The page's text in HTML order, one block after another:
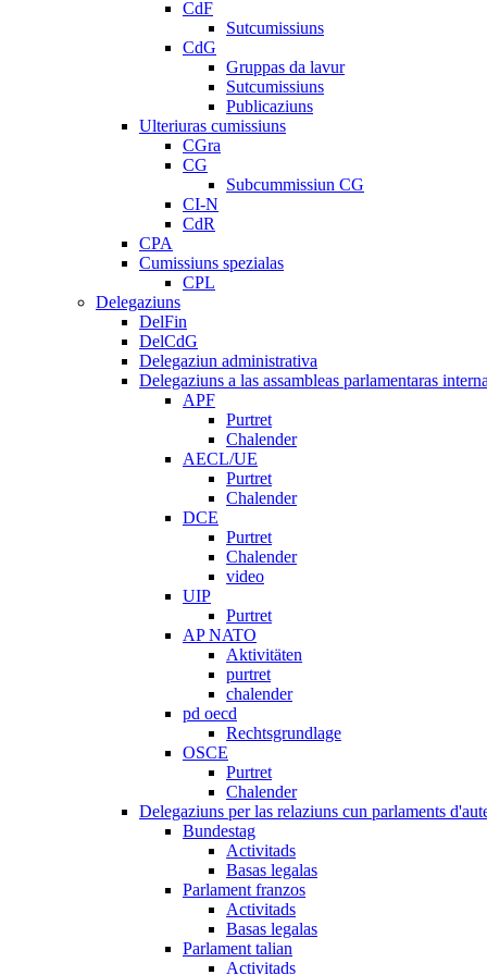
CdF
Sutcumissiuns
CdG
Gruppas da lavur
Sutcumissiuns
Publicaziuns
Ulteriuras cumissiuns
CGra
CG
Subcummissiun CG
CI-N
CdR
CPA
Cumissiuns spezialas
CPL
Delegaziuns
DelFin
DelCdG
Delegaziun administrativa
Delegaziuns a las assambleas parlamentaras
APF
Purtret
Chalender
AECL/UE
Purtret
Chalender
DCE
Purtret
Chalender
video
UIP
Purtret
AP NATO
Aktivitäten
purtret
chalender
pd oecd
Rechtsgrundlage
OSCE
Purtret
Chalender
Delegaziuns per las relaziuns cun parlaments
Bundestag
Activitads
Basas legalas
Parlament franzos
Activitads
Basas legalas
Parlament talian
Activitads